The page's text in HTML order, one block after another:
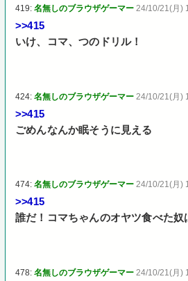
419:名無しのブラウザゲーマー 24/10/21(月)
>>415
いけ、コマ、つのドリル！
424:名無しのブラウザゲーマー 24/10/21(月)
>>415
ごめんなんか眠そうに見える
474:名無しのブラウザゲーマー 24/10/21(月)
>>415
誰だ！コマちゃんのオヤツ食べた奴
478:名無しのブラウザゲーマー 24/10/21(月)